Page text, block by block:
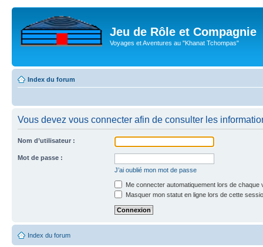
Jeu de Rôle et Compagnie
Voyages et Aventures au "Khanat Tchompas"
Index du forum
Vous devez vous connecter afin de consulter les
Nom d’utilisateur :
Mot de passe :
J’ai oublié mon mot de passe
Me connecter automatiquement lors de chaque
Masquer mon statut en ligne lors de cette
Index du forum